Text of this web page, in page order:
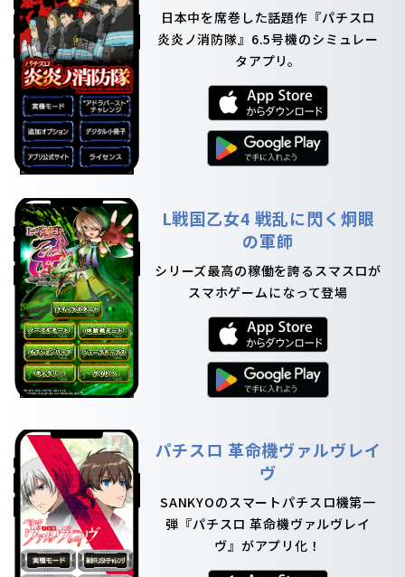
日本中を席巻した話題作『パチスロ
炎炎ノ消防隊』6.5号機のシミュレー
タアプリ。
L戦国乙女4 戦乱に閃く炯眼
の軍師
シリーズ最高の稼働を誇るスマスロが
スマホゲームになって登場
パチスロ 革命機ヴァルヴレイ
ヴ
SANKYOのスマートパチスロ機第一
弾『パチスロ 革命機ヴァルヴレイ
ヴ』がアプリ化！